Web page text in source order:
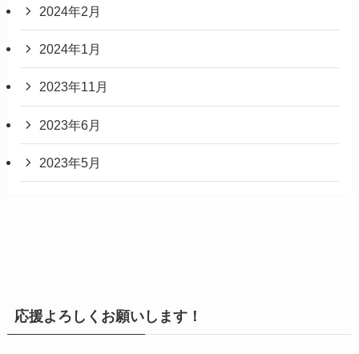
2024年2月
2024年1月
2023年11月
2023年6月
2023年5月
応援よろしくお願いします！